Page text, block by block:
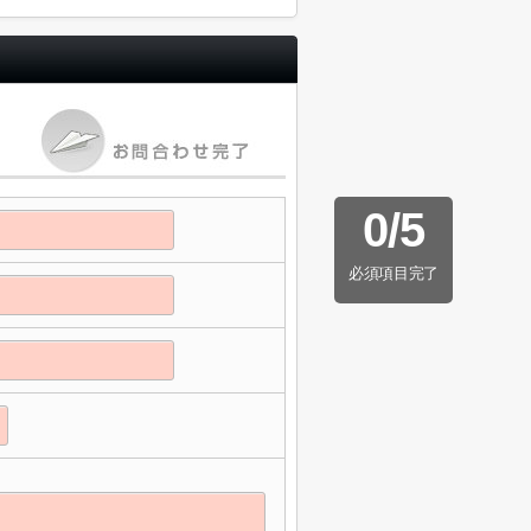
0/5
必須項目完了